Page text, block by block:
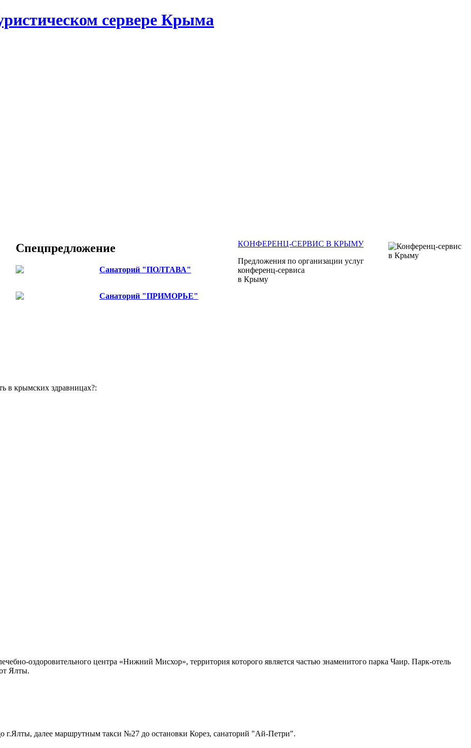
сервере Крыма
Спецпредложение
Санаторий "ПОЛТАВА"
Санаторий "ПРИМОРЬЕ"
КОНФЕРЕНЦ-СЕРВИС В КРЫМУ
Предложения по организации услуг
конференц-сервиса
в Крыму
в крымских здравницах?:
оздоровительного центра «Нижний Мисхор», территория которого является частью знаменитого парка Чаир. Парк-отель
Ялты.
г.Ялты, далее маршрутным такси №27 до остановки Корез, санаторий "Ай-Петри".